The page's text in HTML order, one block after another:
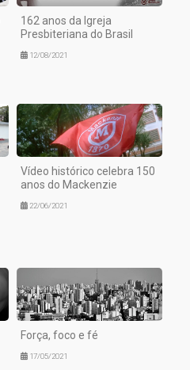
162 anos da Igreja
Presbiteriana do Brasil
12/08/2021
Vídeo histórico celebra 150
anos do Mackenzie
22/06/2021
Força, foco e fé
17/05/2021